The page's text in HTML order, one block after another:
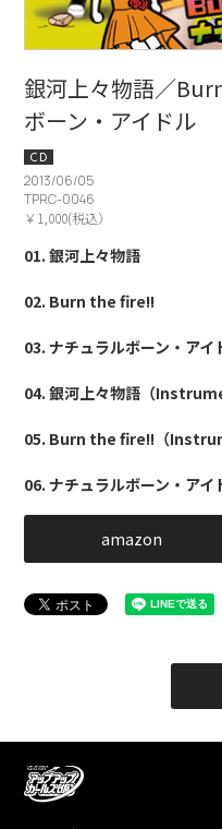
銀河上々物語／
ボーン・アイドル
CD
2013/06/05
TPRC-0046
￥1,000(税込）
01. 銀河上々物語
02. Burn the fire!!
03. ナチュラルボーン・アイ
04. 銀河上々物語 （
05. Burn the fire!! （
06. ナチュラルボーン・アイ
amazon